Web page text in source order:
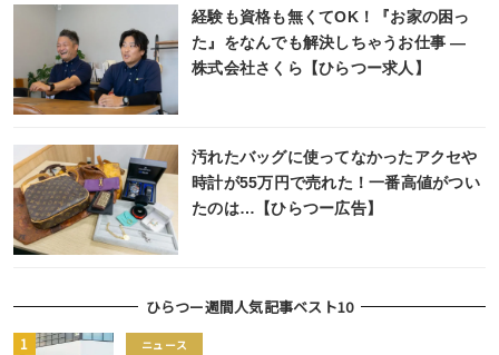
経験も資格も無くてOK！『お家の困っ
た』をなんでも解決しちゃうお仕事 ―
株式会社さくら【ひらつー求人】
汚れたバッグに使ってなかったアクセや
時計が55万円で売れた！一番高値がつい
たのは…【ひらつー広告】
ひらつー週間人気記事ベスト10
ニュース